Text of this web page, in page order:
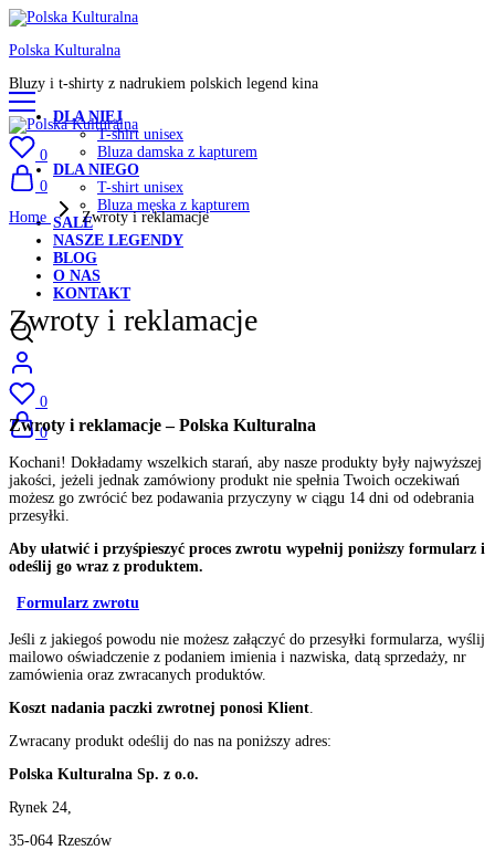
Polska Kulturalna
Bluzy i t-shirty z nadrukiem polskich legend kina
DLA NIEJ
T-shirt unisex
Bluza damska z kapturem
DLA NIEGO
T-shirt unisex
Bluza męska z kapturem
SALE
NASZE LEGENDY
BLOG
O NAS
KONTAKT
0
0
0
0
Home
Zwroty i reklamacje
Zwroty i reklamacje
Zwroty i reklamacje – Polska Kulturalna
Kochani! Dokładamy wszelkich starań, aby nasze produkty były najwyższej
jakości, jeżeli jednak zamówiony produkt nie spełnia Twoich oczekiwań
możesz go zwrócić bez podawania przyczyny w ciągu 14 dni od odebrania
przesyłki.
Aby ułatwić i przyśpieszyć proces zwrotu wypełnij poniższy formularz i
odeślij go wraz z produktem.
Formularz zwrotu
Jeśli z jakiegoś powodu nie możesz załączyć do przesyłki formularza, wyślij
mailowo oświadczenie z podaniem imienia i nazwiska, datą sprzedaży, nr
zamówienia oraz zwracanych produktów.
Koszt nadania paczki zwrotnej ponosi Klient
Zwracany produkt odeślij do nas na poniższy adres:
Polska Kulturalna Sp. z o.o.
Rynek 24,
35-064 Rzeszów